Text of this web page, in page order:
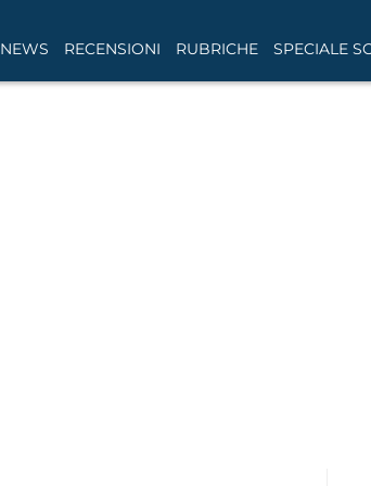
NEWS RECENSIONI RUBRICHE SPECIALE